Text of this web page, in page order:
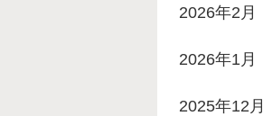
2026年2月
2026年1月
2025年12月